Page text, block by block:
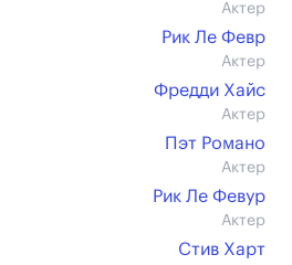
Актер
Рик Ле Февр
Актер
Фредди Хайс
Актер
Пэт Романо
Актер
Рик Ле Февур
Актер
Стив Харт